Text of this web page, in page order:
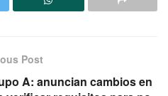
Post
A: anuncian cambios en